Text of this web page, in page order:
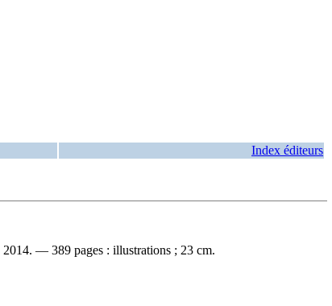
Index éditeurs
— 389 pages : illustrations ; 23 cm.